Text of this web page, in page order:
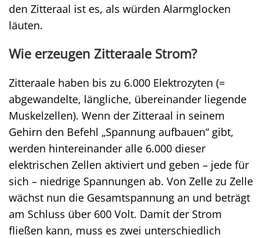
den Zitteraal ist es, als würden Alarmglocken
läuten.
Wie erzeugen Zitteraale Strom?
Zitteraale haben bis zu 6.000 Elektrozyten (=
abgewandelte, längliche, übereinander liegende
Muskelzellen). Wenn der Zitteraal in seinem
Gehirn den Befehl „Spannung aufbauen“ gibt,
werden hintereinander alle 6.000 dieser
elektrischen Zellen aktiviert und geben – jede für
sich – niedrige Spannungen ab. Von Zelle zu Zelle
wächst nun die Gesamtspannung an und beträgt
am Schluss über 600 Volt. Damit der Strom
fließen kann, muss es zwei unterschiedlich